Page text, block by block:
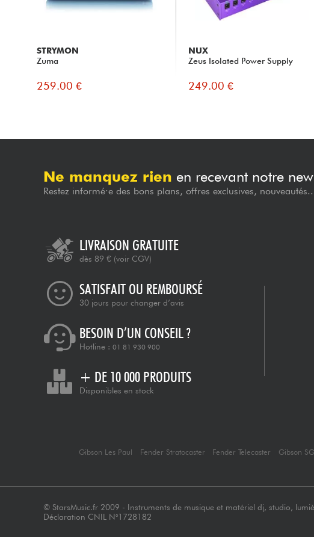
STRYMON
Zuma
259.00 €
NUX
Zeus Isolated Power Supply
249.00 €
Ne manquez rien en recevant notre
Restez informé·e des bons plans, offres exclusives,
LIVRAISON GRATUITE
dès 89 € (voir CGV)
SATISFAIT OU REMBOURSÉ
30 jours pour changer d’avis
BESOIN D’UN CONSEIL ?
Hotline : 01 81 930 900
+ DE 10 000 PRODUITS
Disponibles en stock
Gibson Les Paul Fender Stratocaster Fender Telecaster Gibson SG
© StarsMusic.fr 2009 - Instruments de musique et matériel dj, studio,
Déclaration CNIL N°1728182